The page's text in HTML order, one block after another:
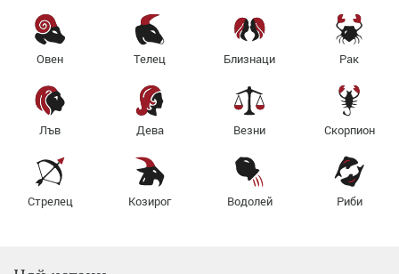
Овен Телец Близнаци Рак
Лъв Дева Везни Скорпион
Стрелец Козирог Водолей Риби